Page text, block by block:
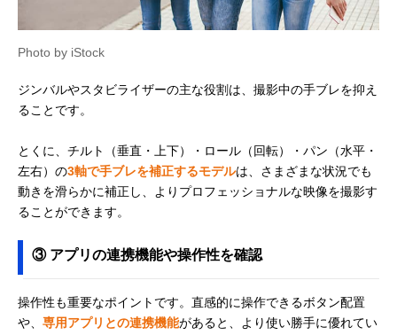
Photo by iStock
ジンバルやスタビライザーの主な役割は、撮影中の手ブレを抑え
ることです。
とくに、チルト（垂直・上下）・ロール（回転）・パン（水平・
左右）の3軸で手ブレを補正するモデルは、さまざまな状況でも
動きを滑らかに補正し、よりプロフェッショナルな映像を撮影す
ることができます。
③ アプリの連携機能や操作性を確認
操作性も重要なポイントです。直感的に操作できるボタン配置
や、 専用アプリとの連携機能があると、より使い勝手に優れてい